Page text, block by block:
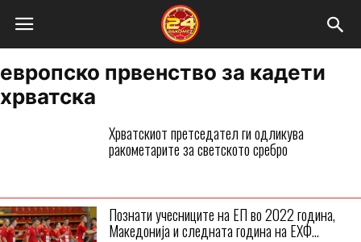
европско првенство за кадети
хрватска
Хрватскиот претседател ги одликува
ракометарите за светското сребро
Познати учесниците на ЕП во 2022 година,
Македонија и следната година на ЕХФ...